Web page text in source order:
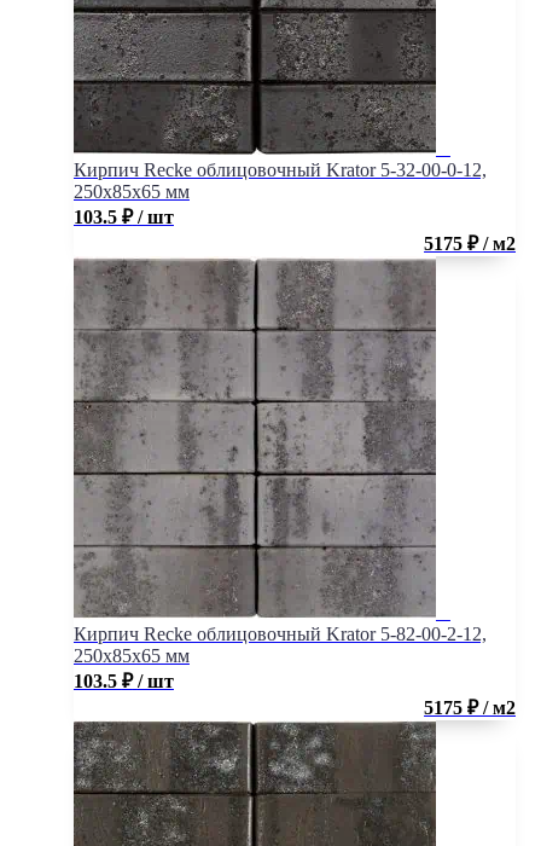
Кирпич Recke облицовочный Krator 5-32-00-0-12,
250x85x65 мм
103.5 ₽ / шт
5175 ₽ / м2
Кирпич Recke облицовочный Krator 5-82-00-2-12,
250x85x65 мм
103.5 ₽ / шт
5175 ₽ / м2